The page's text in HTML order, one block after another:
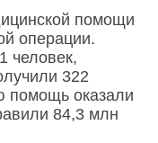
помощи
операции.
человек,
322
помощь оказали
84,3 млн